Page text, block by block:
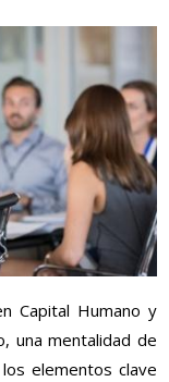
Capital Humano y
una mentalidad de
elementos clave